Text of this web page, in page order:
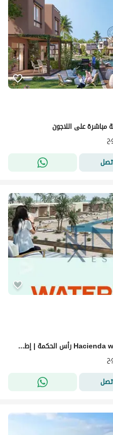
مباشرة على اللاجون
شاليه للبيع في هاسيندا ووترز Hacienda waters رأس الحكمة | إطلالة مميزة على اللاجون | الدور الثاني | مشروع فاخر من بالم هيلز | استلام 2028